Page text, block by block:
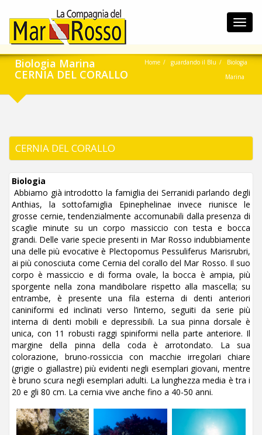
Biologia Marina
CERNIA DEL CORALLO
Home guardando il Blu
Biologia
Marina
CERNIA DEL CORALLO
Biologia
Abbiamo già introdotto la famiglia dei Serranidi parlando degli
Anthias, la sottofamiglia Epinephelinae invece riunisce le
grosse cernie, tendenzialmente accomunabili dalla presenza di
scaglie minute su un corpo massiccio con testa e bocca
grandi. Delle varie specie presenti in Mar Rosso indubbiamente
una delle più evocative è Plectopomus Pessuliferus Marisrubri,
ai più conosciuta come Cernia del corallo del Mar Rosso. Il suo
corpo è massiccio e di forma ovale, la bocca è ampia, più
sporgente nella zona mandibolare rispetto alla mascella; su
entrambe, è presente una fila esterna di denti anteriori
caniniformi ed inclinati verso l’interno, seguiti da serie più
interna di denti mobili e depressibili. La sua pinna dorsale è
unica, con 11 robusti raggi spiniformi nella parte anteriore. Il
margine della pinna della coda è arrotondato. La sua
colorazione, bruno-rossiccia con macchie irregolari chiare
(grigie o giallastre) più evidenti negli esemplari giovani, mentre
è bruno scura negli esemplari adulti. La lunghezza media è tra i
20 e gli 80 cm. La cernia vive anche fino a 40-50 anni.